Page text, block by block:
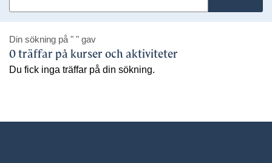
Din sökning på " " gav
0 träffar på kurser och aktiviteter
Du fick inga träffar på din sökning.